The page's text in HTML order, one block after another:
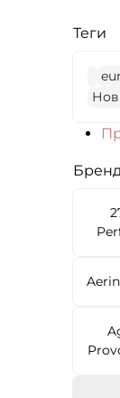
Теги